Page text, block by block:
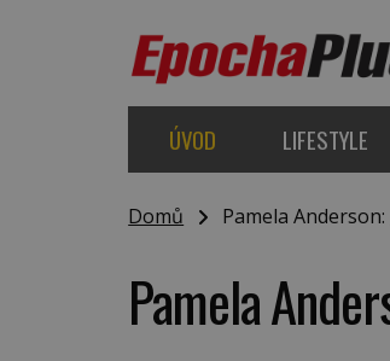
ÚVOD LIFESTYLE
Domů Pamela
Pamela